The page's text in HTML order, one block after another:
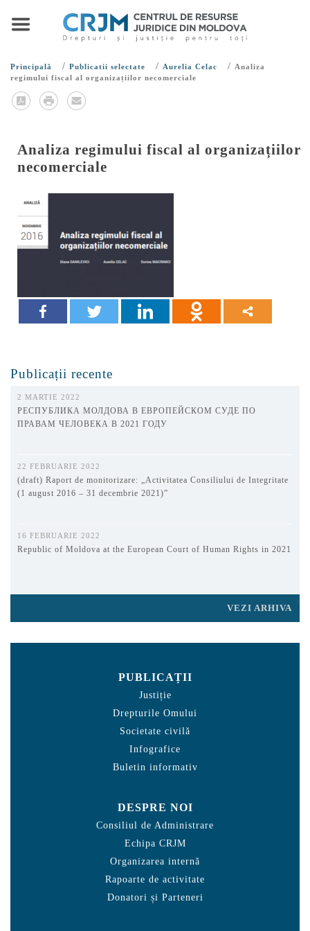
Principală / Publicatii selectate / Aurelia Celac / Analiza
regimului fiscal al organizațiilor necomerciale
Analiza regimului fiscal al organizațiilor
necomerciale
Publicații recente
2 MARTIE 2022
РЕСПУБЛИКА МОЛДОВА В ЕВРОПЕЙСКОМ СУДЕ ПО
ПРАВАМ ЧЕЛОВЕКА В 2021 ГОДУ
22 FEBRUARIE 2022
(draft) Raport de monitorizare: „Activitatea Consiliului de Integritate
(1 august 2016 – 31 decembrie 2021)”
16 FEBRUARIE 2022
Republic of Moldova at the European Court of Human Rights in 2021
VEZI ARHIVA
PUBLICAȚII
Justiție
Drepturile Omului
Societate civilă
Infografice
Buletin informativ
DESPRE NOI
Consiliul de Administrare
Echipa CRJM
Organizarea internă
Rapoarte de activitate
Donatori și Parteneri